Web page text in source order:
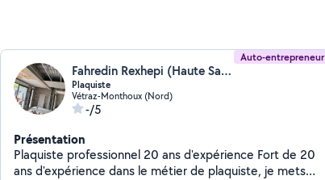
Auto-entrepreneur
Fahredin Rexhepi (Haute Savoie Platerie Peinture)
Plaquiste
Vétraz-Monthoux (Nord)
-/5
Présentation
Plaquiste professionnel 20 ans d'expérience Fort de 20
ans d'expérience dans le métier de plaquiste, je mets